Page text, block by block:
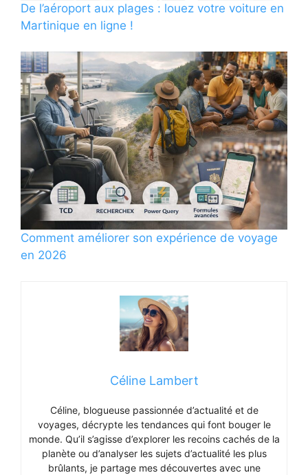
De l’aéroport aux plages : louez votre voiture en
Martinique en ligne !
Comment améliorer son expérience de voyage
en 2026
Céline Lambert
Céline, blogueuse passionnée d’actualité et de
voyages, décrypte les tendances qui font bouger le
monde. Qu’il s’agisse d’explorer les recoins cachés de la
planète ou d’analyser les sujets d’actualité les plus
brûlants, je partage mes découvertes avec une